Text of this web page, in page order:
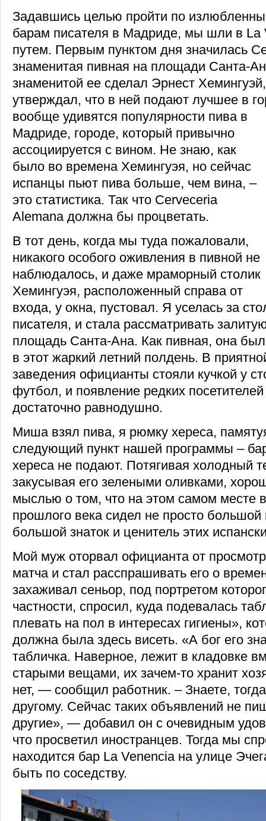
Задавшись целью пройти по
барам писателя в Мадриде, мы шли в La
путем. Первым пунктом дня значилась
знаменитая пивная на площади Санта-
знаменитой ее сделал Эрнест
утверждал, что в ней подают лучшее в
вообще удивятся популярности пива в
Мадриде, городе, который привычно
ассоциируется с вином. Не знаю, как
было во времена Хемингуэя, но сейчас
испанцы пьют пива больше, чем вина, –
это статистика. Так что Cerveceria
Alemana должна бы процветать.
В тот день, когда мы туда пожаловали,
никакого особого оживления в пивной не
наблюдалось, и даже мраморный столик
Хемингуэя, расположенный справа от
входа, у окна, пустовал. Я уселась за
писателя, и стала рассматривать
площадь Санта-Ана. Как пивная, она
в этот жаркий летний полдень. В
заведения официанты стояли кучкой у
футбол, и появление редких посетителей
достаточно равнодушно.
Миша взял пива, я рюмку хереса,
следующий пункт нашей программы –
хереса не подают. Потягивая холодный
закусывая его зелеными оливками,
мыслью о том, что на этом самом месте
прошлого века сидел не просто большой
большой знаток и ценитель этих
Мой муж оторвал официанта от
матча и стал расспрашивать его о
захаживал сеньор, под портретом
частности, спросил, куда подевалась
плевать на пол в интересах гигиены»,
должна была здесь висеть. «А бог его
табличка. Наверное, лежит в кладовке
старыми вещами, их зачем-то хранит
нет, — сообщил работник. – Знаете,
другому. Сейчас таких объявлений не
другие», — добавил он с очевидным
что просветил иностранцев. Тогда мы
находится бар La Venencia на улице
быть по соседству.